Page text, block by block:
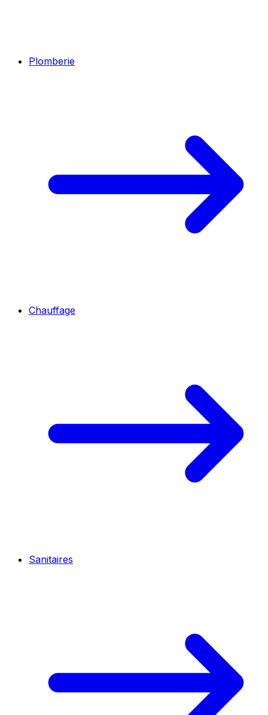
Plomberie
Chauffage
Sanitaires